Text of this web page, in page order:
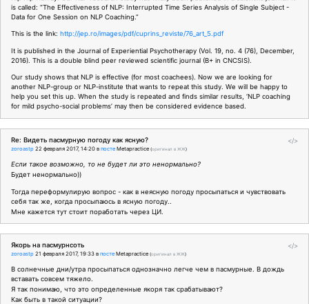
is called: “The Effectiveness of NLP: Interrupted Time Series Analysis of Single Subject -
Data for One Session on NLP Coaching.”
This is the link: http://jep.ro/images/pdf/cuprins_reviste/76_art_5.pdf
It is published in the Journal of Experiential Psychotherapy (Vol. 19, no. 4 (76), December,
2016). This is a double blind peer reviewed scientific journal (B+ in CNCSIS).
Our study shows that NLP is effective (for most coachees). Now we are looking for
another NLP-group or NLP-institute that wants to repeat this study. We will be happy to
help you set this up. When the study is repeated and finds similar results, ‘NLP coaching
for mild psycho-social problems’ may then be considered evidence based.
</>
Re: Видеть пасмурную погоду как ясную?
zoroastp 22 февраля 2017, 14:20 в посте Metapractice (оригинал в ЖЖ)
Если такое возможно, то не будет ли это ненормально?
Будет ненормально))
Тогда переформулирую вопрос - как в неясную погоду просыпаться и чувствовать
себя так же, когда просыпаюсь в ясную погоду..
Мне кажется тут стоит поработать через ЦИ.
</>
Якорь на пасмурнсоть
zoroastp 21 февраля 2017, 19:33 в посте Metapractice (оригинал в ЖЖ)
В солнечные дни/утра просыпаться однозначно легче чем в пасмурные. В дождь
вставать совсем тяжело.
Я так понимаю, что это определенные якоря так срабатывают?
Как быть в такой ситуации?